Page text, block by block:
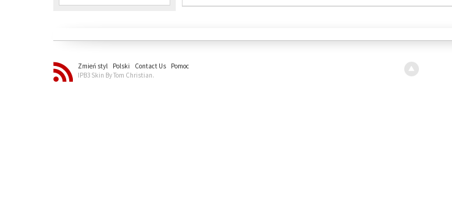
Zmień styl Polski Contact Us
Pomoc
IPB3 Skin By Tom Christian.